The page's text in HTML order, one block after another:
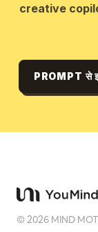
creative
PROMPT से
©2026 MIND